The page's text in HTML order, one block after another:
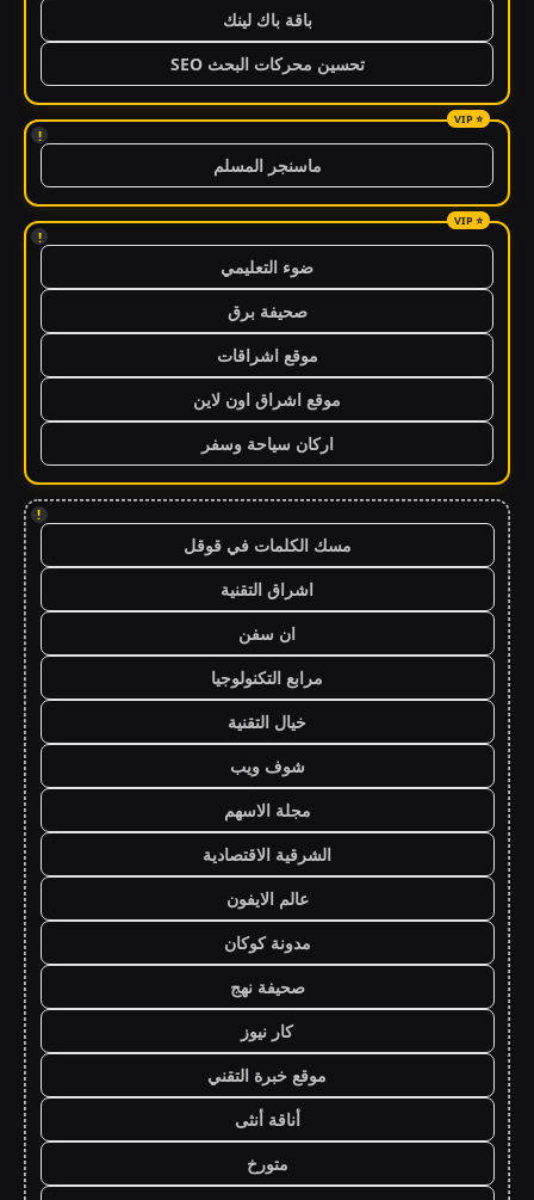
باقة باك لينك
تحسين محركات البحث SEO
!
ماسنجر المسلم
!
ضوء التعليمي
صحيفة برق
موقع اشراقات
موقع اشراق اون لاين
اركان سياحة وسفر
!
مسك الكلمات في قوقل
اشراق التقنية
ان سفن
مرابع التكنولوجيا
خيال التقنية
شوف ويب
مجلة الاسهم
الشرقية الاقتصادية
عالم الايفون
مدونة كوكان
صحيفة نهج
كار نيوز
موقع خبرة التقني
أناقة أنثى
متورخ